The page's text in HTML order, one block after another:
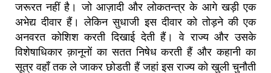
जरूरत नहीं है। जो आज़ादी और लोकतन्त्र के आगे खड़ी एक
अभेद्य दीवार हैं। लेकिन सुधाजी इस दीवार को तोड़ने की एक
अनवरत कोशिश करती दिखाई देती हैं। वे राज्य और उसके
विशेषाधिकार क़ानूनों का सतत निषेध करती हैं और कहानी का
सूत्र वहाँ तक ले जाकर छोडती हैं जहां इस राज्य को खुली चुनौती